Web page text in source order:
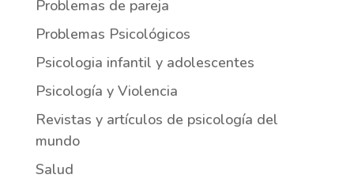
Problemas de pareja
Problemas Psicológicos
Psicologia infantil y adolescentes
Psicología y Violencia
Revistas y artículos de psicología del
mundo
Salud